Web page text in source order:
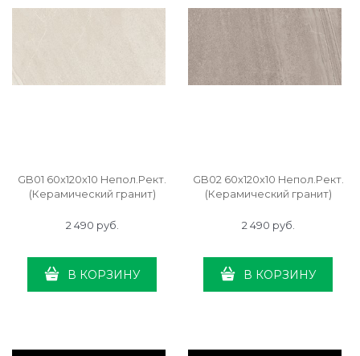
GB01 60x120x10 Непол.Рект.
(Керамический гранит)
2 490 руб.
В КОРЗИНУ
GB02 60x120x10 Непол.Рект.
(Керамический гранит)
2 490 руб.
В КОРЗИНУ